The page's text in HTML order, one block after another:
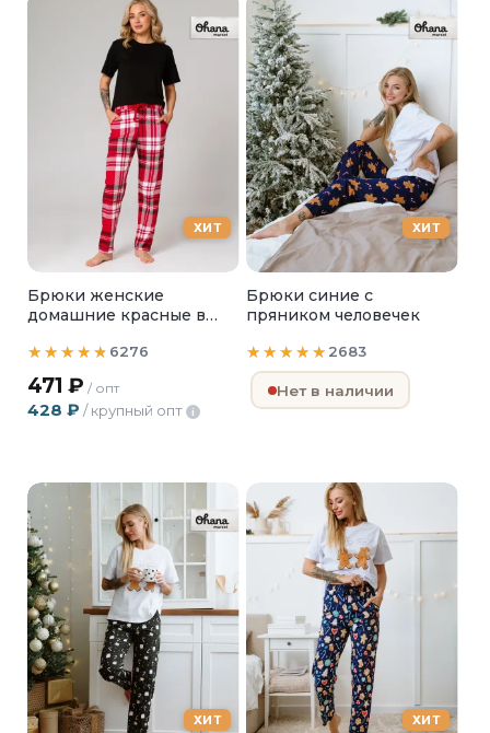
ХИТ
Брюки женские
домашние красные в
6276
471 ₽ / опт
428 ₽ / крупный опт i
ХИТ
Брюки синие с
пряником человечек
2683
Нет в наличии
ХИТ ХИТ